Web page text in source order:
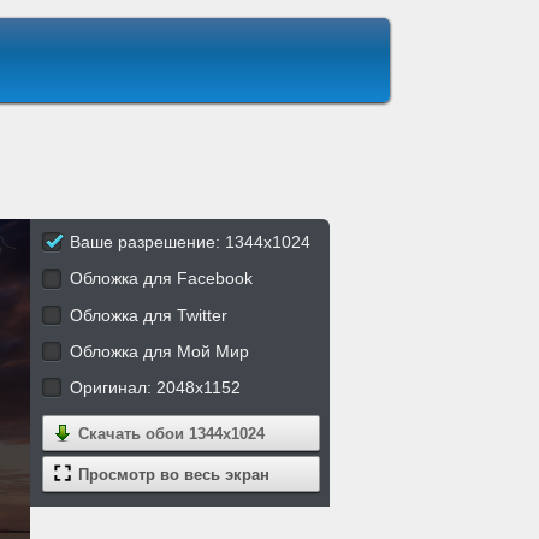
Ваше разрешение: 1344x1024
Обложка для Facebook
Обложка для Twitter
Обложка для Мой Мир
Оригинал: 2048x1152
Скачать обои 1344x1024
Просмотр во весь экран